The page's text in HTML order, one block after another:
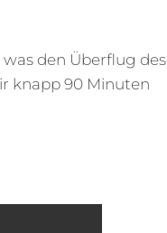
den Überflug des
knapp 90 Minuten